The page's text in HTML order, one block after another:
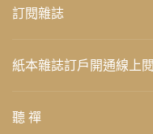
訂閱雜誌
紙本雜誌訂戶開通線上
聽 禪